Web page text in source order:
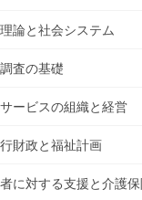
論と社会システム
査の基礎
ービスの組織と経営
財政と福祉計画
に対する支援と介護